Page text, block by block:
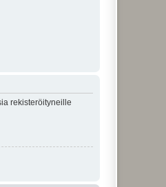
rekisteröityneille